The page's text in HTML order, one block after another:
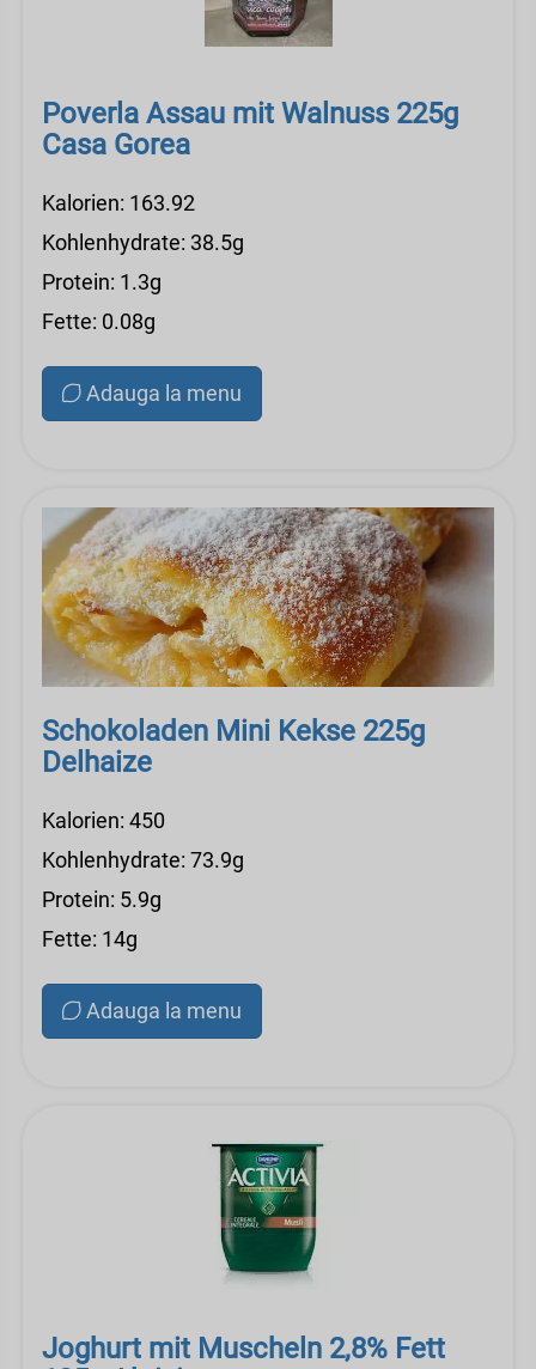
Poverla Assau mit Walnuss 225g
Casa Gorea
Kalorien: 163.92
Kohlenhydrate: 38.5g
Protein: 1.3g
Fette: 0.08g
Adauga la menu
Schokoladen Mini Kekse 225g
Delhaize
Kalorien: 450
Kohlenhydrate: 73.9g
Protein: 5.9g
Fette: 14g
Adauga la menu
Joghurt mit Muscheln 2,8% Fett